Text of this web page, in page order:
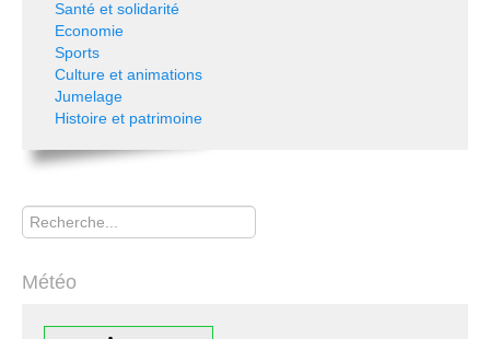
Santé et solidarité
Economie
Sports
Culture et animations
Jumelage
Histoire et patrimoine
Rechercher
Météo